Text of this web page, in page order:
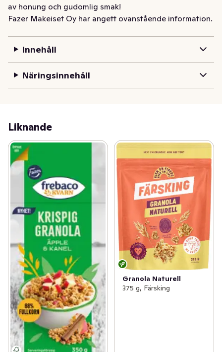
av honung och gudomlig smak!
Fazer Makeiset Oy har angett ovanstående information.
Innehåll
Näringsinnehåll
Liknande
Granola Naturell
375 g, Färsking